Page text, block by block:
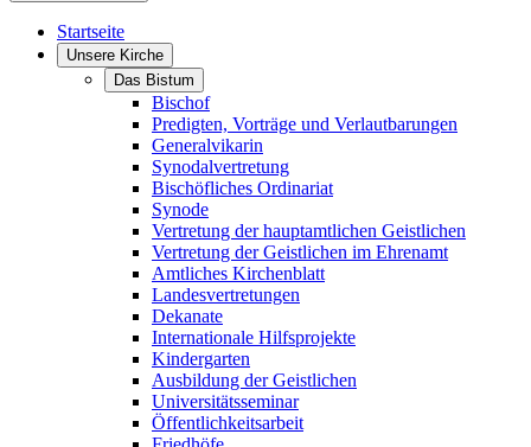
Startseite
Unsere Kirche
Das Bistum
Bischof
Predigten, Vorträge und Verlautbarungen
Generalvikarin
Synodalvertretung
Bischöfliches Ordinariat
Synode
Vertretung der hauptamtlichen Geistlichen
Vertretung der Geistlichen im Ehrenamt
Amtliches Kirchenblatt
Landesvertretungen
Dekanate
Internationale Hilfsprojekte
Kindergarten
Ausbildung der Geistlichen
Universitätsseminar
Öffentlichkeitsarbeit